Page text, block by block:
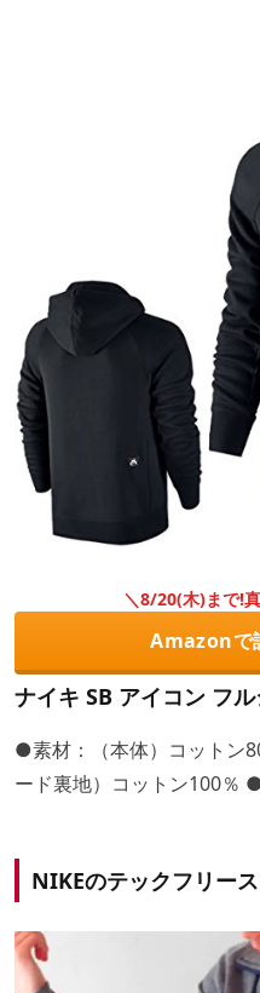
＼8/20(木)まで!
Amazonで
ナイキ SB アイコン フ
●素材：（本体）コットン
ード裏地）コットン100％
NIKEのテックフリース